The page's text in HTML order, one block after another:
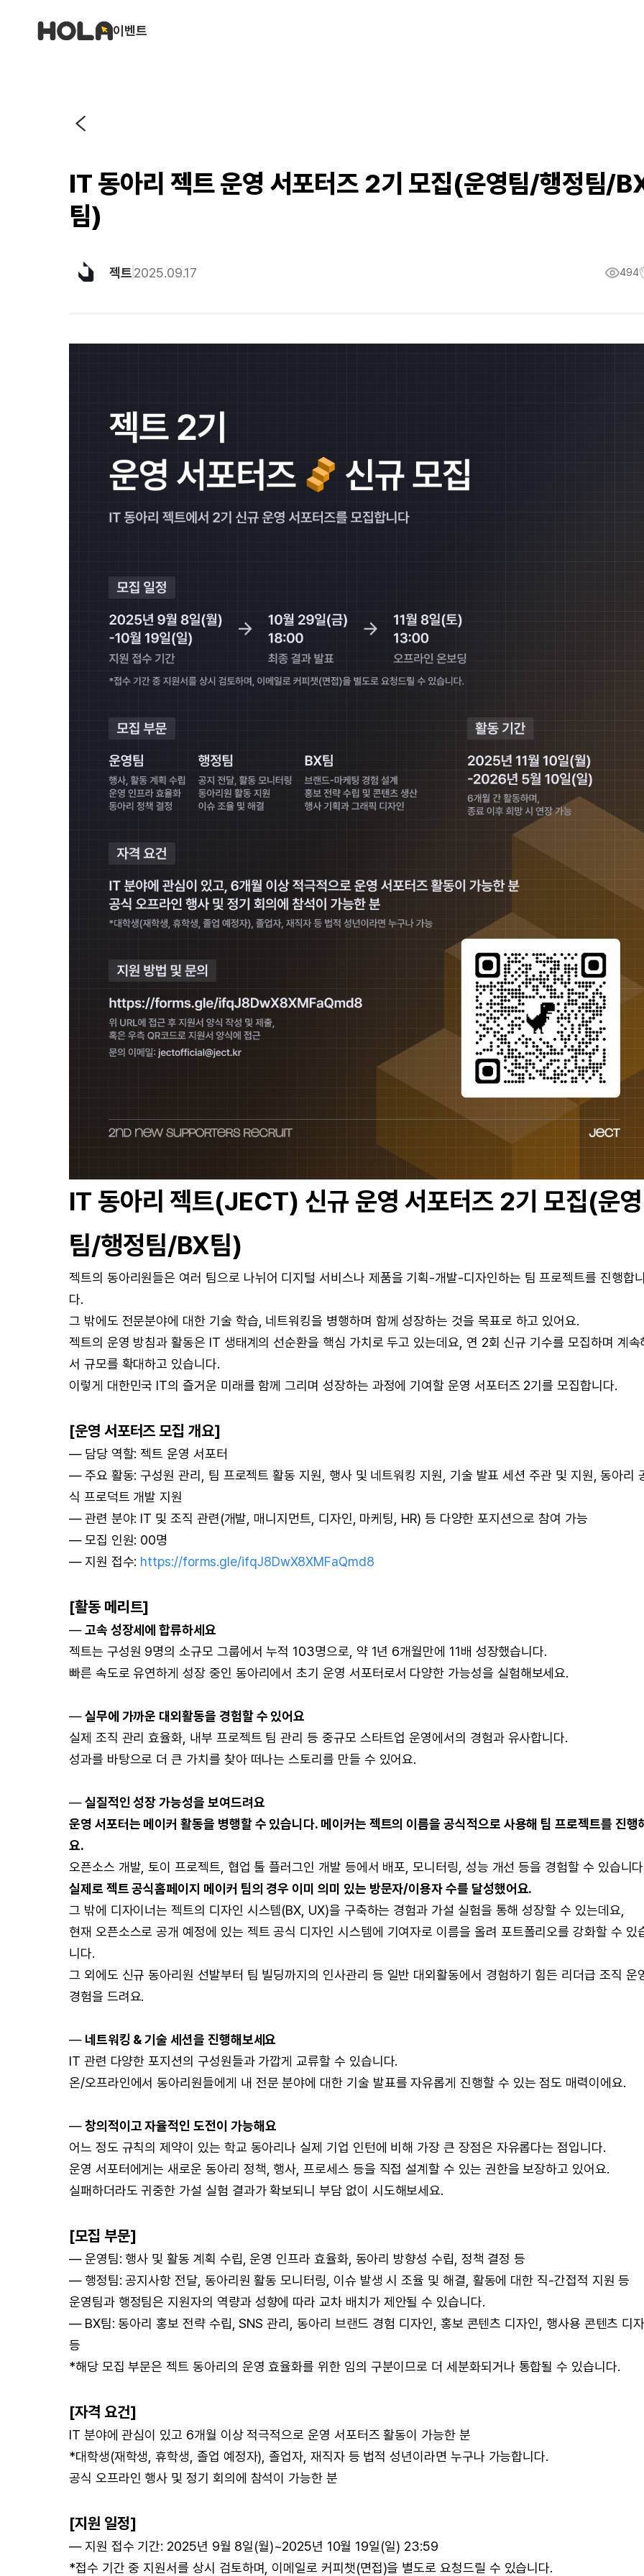
이벤트
IT 동아리 젝트 운영 서포터즈 2기 모집(운영팀/행정팀/
팀)
젝트2025.09.17 494
IT 동아리 젝트(JECT) 신규 운영 서포터즈 2기 모집(운영
팀/행정팀/BX팀)
젝트의 동아리원들은 여러 팀으로 나뉘어 디지털 서비스나 제품을 기획-개발-디자인하는 팀 프로젝트를 진행합
다.
그 밖에도 전문분야에 대한 기술 학습, 네트워킹을 병행하며 함께 성장하는 것을 목표로 하고 있어요.
젝트의 운영 방침과 활동은 IT 생태계의 선순환을 핵심 가치로 두고 있는데요, 연 2회 신규 기수를 모집하며 계속
서 규모를 확대하고 있습니다.
이렇게 대한민국 IT의 즐거운 미래를 함께 그리며 성장하는 과정에 기여할 운영 서포터즈 2기를 모집합니다.
[운영 서포터즈 모집 개요]
— 담당 역할: 젝트 운영 서포터
— 주요 활동: 구성원 관리, 팀 프로젝트 활동 지원, 행사 및 네트워킹 지원, 기술 발표 세션 주관 및 지원, 동아리
식 프로덕트 개발 지원
— 관련 분야: IT 및 조직 관련(개발, 매니지먼트, 디자인, 마케팅, HR) 등 다양한 포지션으로 참여 가능
— 모집 인원: 00명
— 지원 접수: https://forms.gle/ifqJ8DwX8XMFaQmd8
[활동 메리트]
—고속 성장세에 합류하세요
젝트는 구성원 9명의 소규모 그룹에서 누적 103명으로, 약 1년 6개월만에 11배 성장했습니다.
빠른 속도로 유연하게 성장 중인 동아리에서 초기 운영 서포터로서 다양한 가능성을 실험해보세요.
—실무에 가까운 대외활동을 경험할 수 있어요
실제 조직 관리 효율화, 내부 프로젝트 팀 관리 등 중규모 스타트업 운영에서의 경험과 유사합니다.
성과를 바탕으로 더 큰 가치를 찾아 떠나는 스토리를 만들 수 있어요.
—실질적인 성장 가능성을 보여드려요
운영 서포터는 메이커 활동을 병행할 수 있습니다. 메이커는 젝트의 이름을 공식적으로 사용해 팀 프로젝트를 진행
요.
오픈소스 개발, 토이 프로젝트, 협업 툴 플러그인 개발 등에서 배포, 모니터링, 성능 개선 등을 경험할 수 있습니
실제로 젝트 공식홈페이지 메이커 팀의 경우 이미 의미 있는 방문자/이용자 수를 달성했어요.
그 밖에 디자이너는 젝트의 디자인 시스템(BX, UX)을 구축하는 경험과 가설 실험을 통해 성장할 수 있는데요,
현재 오픈소스로 공개 예정에 있는 젝트 공식 디자인 시스템에 기여자로 이름을 올려 포트폴리오를 강화할 수 있
니다.
그 외에도 신규 동아리원 선발부터 팀 빌딩까지의 인사관리 등 일반 대외활동에서 경험하기 힘든 리더급 조직 운
경험을 드려요.
— 네트워킹 & 기술 세션을 진행해보세요
IT 관련 다양한 포지션의 구성원들과 가깝게 교류할 수 있습니다.
온/오프라인에서 동아리원들에게 내 전문 분야에 대한 기술 발표를 자유롭게 진행할 수 있는 점도 매력이에요.
—창의적이고 자율적인 도전이 가능해요
어느 정도 규칙의 제약이 있는 학교 동아리나 실제 기업 인턴에 비해 가장 큰 장점은 자유롭다는 점입니다.
운영 서포터에게는 새로운 동아리 정책, 행사, 프로세스 등을 직접 설계할 수 있는 권한을 보장하고 있어요.
실패하더라도 귀중한 가설 실험 결과가 확보되니 부담 없이 시도해보세요.
[모집 부문]
— 운영팀: 행사 및 활동 계획 수립, 운영 인프라 효율화, 동아리 방향성 수립, 정책 결정 등
— 행정팀: 공지사항 전달, 동아리원 활동 모니터링, 이슈 발생 시 조율 및 해결, 활동에 대한 직-간접적 지원 등
운영팀과 행정팀은 지원자의 역량과 성향에 따라 교차 배치가 제안될 수 있습니다.
— BX팀: 동아리 홍보 전략 수립, SNS 관리, 동아리 브랜드 경험 디자인, 홍보 콘텐츠 디자인, 행사용 콘텐츠 디
등
*해당 모집 부문은 젝트 동아리의 운영 효율화를 위한 임의 구분이므로 더 세분화되거나 통합될 수 있습니다.
[자격 요건]
IT 분야에 관심이 있고 6개월 이상 적극적으로 운영 서포터즈 활동이 가능한 분
*대학생(재학생, 휴학생, 졸업 예정자), 졸업자, 재직자 등 법적 성년이라면 누구나 가능합니다.
공식 오프라인 행사 및 정기 회의에 참석이 가능한 분
[지원 일정]
— 지원 접수 기간: 2025년 9월 8일(월)~2025년 10월 19일(일) 23:59
*접수 기간 중 지원서를 상시 검토하며, 이메일로 커피챗(면접)을 별도로 요청드릴 수 있습니다.